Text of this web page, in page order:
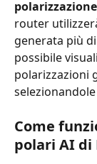
router
generata più
possibile
polarizzazioni
Come
polari AI di